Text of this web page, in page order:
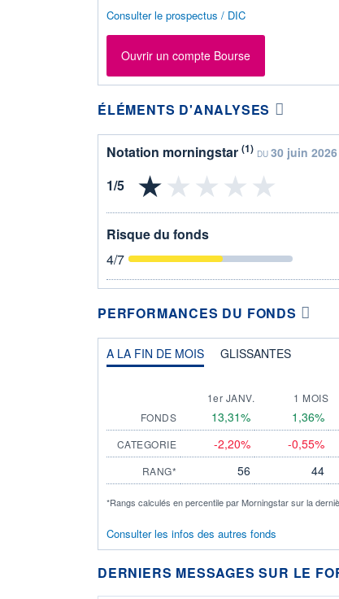
Consulter le prospectus / DIC
Ouvrir un compte Bourse
ÉLÉMENTS D'ANALYSES
Notation morningstar (1) DU 30 juin 2026
Risque du fonds
4/7
PERFORMANCES DU FONDS
A LA FIN DE MOIS GLISSANTES
1er JANV. 1 MOIS
FONDS
13,31% 1,36%
CATEGORIE -2,20% -0,55%
RANG* 56 44
*Rangs calculés en percentile par Morningstar sur la
Consulter les infos des autres fonds
DERNIERS MESSAGES SUR LE